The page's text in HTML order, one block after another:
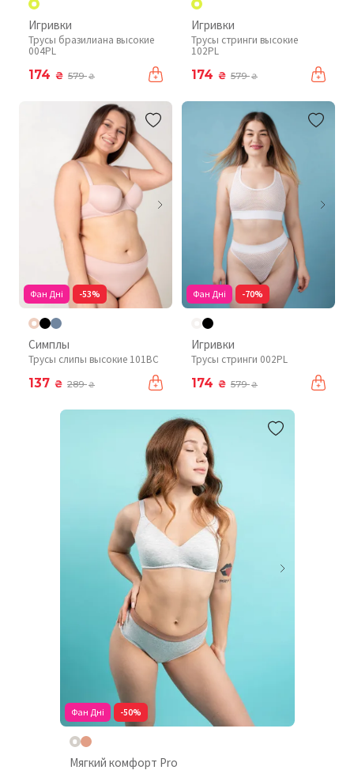
Игривки
Трусы бразилиана высокие
004PL
174 ₴ 579₴
Игривки
Трусы стринги высокие
102PL
174 ₴ 579₴
Фан Дні -53%
Симплы
Трусы слипы высокие 101BC
137 ₴ 289₴
Фан Дні -70%
Игривки
Трусы стринги 002PL
174 ₴ 579₴
Фан Дні -50%
Мягкий комфорт Pro